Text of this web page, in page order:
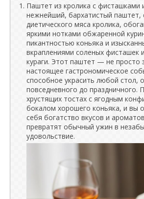
Паштет из кролика с фисташками
нежнейший, бархатистый паштет,
диетического мяса кролика,
яркими нотками обжаренной
пикантностью коньяка и
вкраплениями соленых фисташек
кураги. Этот паштет — не просто
настоящее гастрономическое
способное украсить любой стол,
повседневного до праздничного.
хрустящих тостах с ягодным
бокалом хорошего коньяка, и вы
себя богатство вкусов и
превратят обычный ужин в
удовольствие.